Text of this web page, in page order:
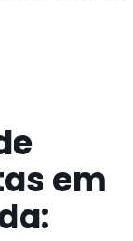
em